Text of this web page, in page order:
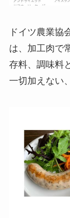
ドイツ農業協
は、加工肉で
存料、調味料
一切加えない